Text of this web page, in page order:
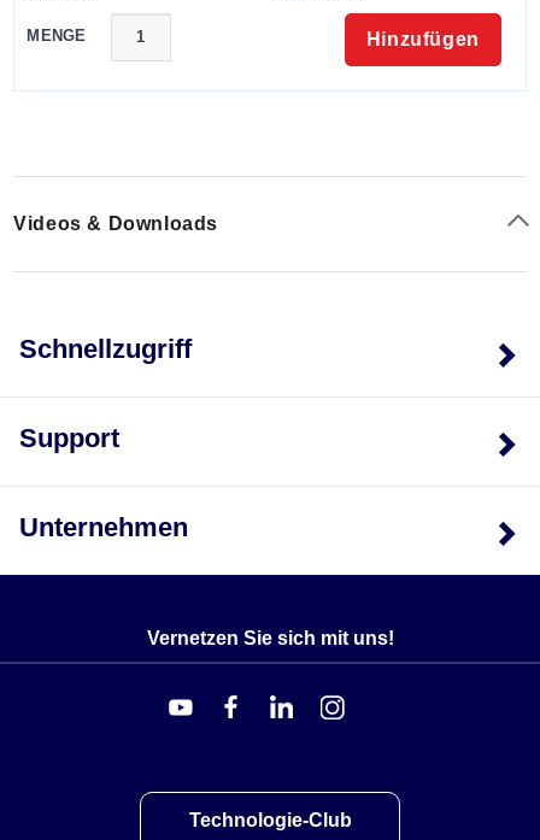
MENGE Hinzufügen
Videos & Downloads
Schnellzugriff
Support
Unternehmen
Vernetzen Sie sich mit uns!
Technologie-Club